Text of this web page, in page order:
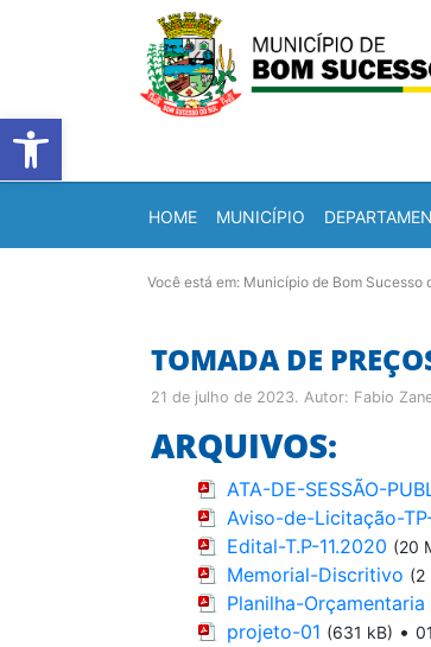
Barra de Ferramentas
HOME MUNICÍPIO
Você está em: Município de Bom Sucesso
TOMADA DE
21 de julho de 2023. Autor: Fabio
ARQUIVOS:
ATA-DE-SESSÃO-
Aviso-de-Licitação-
Edital-T.P-11.2020 (20
Memorial-Discritivo (2
Planilha-Orçamentaria
projeto-01 (631 kB) •